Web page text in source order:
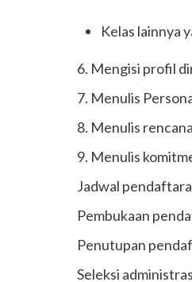
Kelas lainnya
6. Mengisi profil
7. Menulis
8. Menulis
9. Menulis
Jadwal
Pembukaan
Penutupan
Seleksi